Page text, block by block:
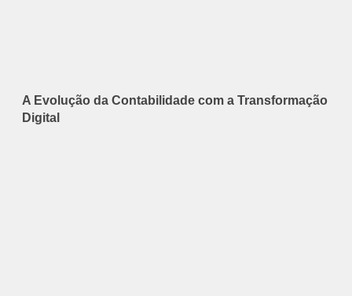
A Evolução da Contabilidade com a Transformação
Digital